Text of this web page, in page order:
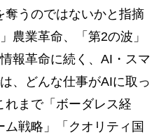
奪うのではないかと指摘
農業革命、「第2の波」
報革命に続く、AI・スマ
、どんな仕事がAIに取っ
まで「ボーダレス経
戦略」「クオリティ国